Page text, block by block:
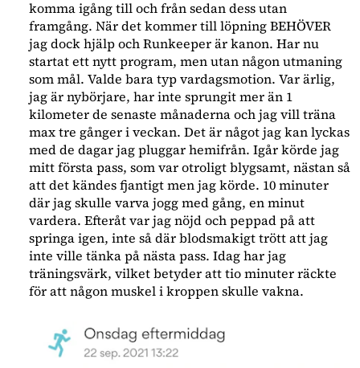
komma igång till och från sedan dess utan
framgång. När det kommer till löpning BEHÖVER
jag dock hjälp och Runkeeper är kanon. Har nu
startat ett nytt program, men utan någon utmaning
som mål. Valde bara typ vardagsmotion. Var ärlig,
jag är nybörjare, har inte sprungit mer än 1
kilometer de senaste månaderna och jag vill träna
max tre gånger i veckan. Det är något jag kan lyckas
med de dagar jag pluggar hemifrån. Igår körde jag
mitt första pass, som var otroligt blygsamt, nästan så
att det kändes fjantigt men jag körde. 10 minuter
där jag skulle varva jogg med gång, en minut
vardera. Efteråt var jag nöjd och peppad på att
springa igen, inte så där blodsmakigt trött att jag
inte ville tänka på nästa pass. Idag har jag
träningsvärk, vilket betyder att tio minuter räckte
för att någon muskel i kroppen skulle vakna.